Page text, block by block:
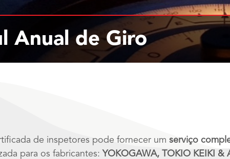
Anual de Giro
de inspetores pode fornecer um serviço
para os fabricantes: YOKOGAWA, TOKIO KEIKI &